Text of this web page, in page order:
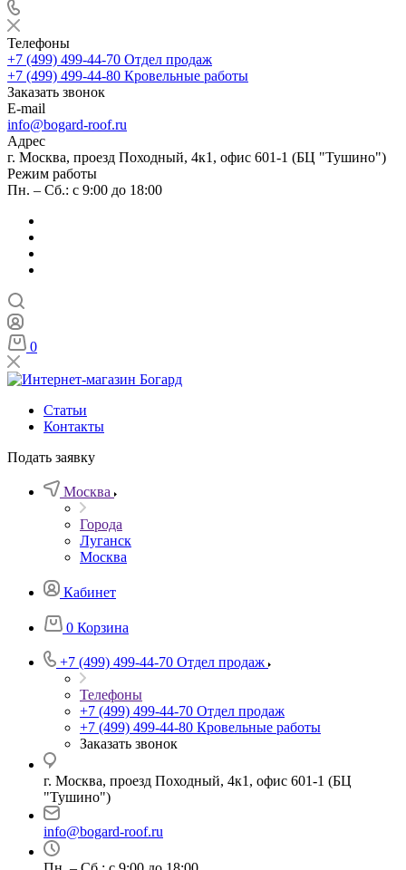
Телефоны
+7 (499) 499-44-70 Отдел продаж
+7 (499) 499-44-80 Кровельные работы
Заказать звонок
E-mail
info@bogard-roof.ru
Адрес
г. Москва, проезд Походный, 4к1, офис 601-1 (БЦ "Тушино")
Режим работы
Пн. – Сб.: с 9:00 до 18:00
0
Статьи
Контакты
Подать заявку
Москва
Города
Луганск
Москва
Кабинет
0 Корзина
+7 (499) 499-44-70 Отдел продаж
Телефоны
+7 (499) 499-44-70 Отдел продаж
+7 (499) 499-44-80 Кровельные работы
Заказать звонок
г. Москва, проезд Походный, 4к1, офис 601-1 (БЦ
"Тушино")
info@bogard-roof.ru